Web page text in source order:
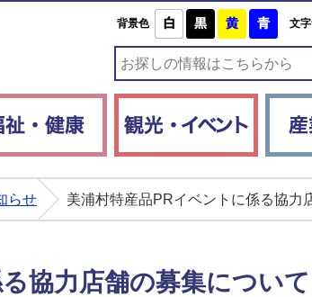
背景色 白 黒 黄 青文
らせ 美浦村特産品PRイベントに係る協力
協力店舗の募集について